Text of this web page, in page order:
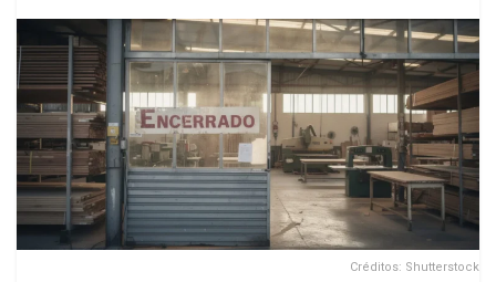
Créditos: Shutterstock